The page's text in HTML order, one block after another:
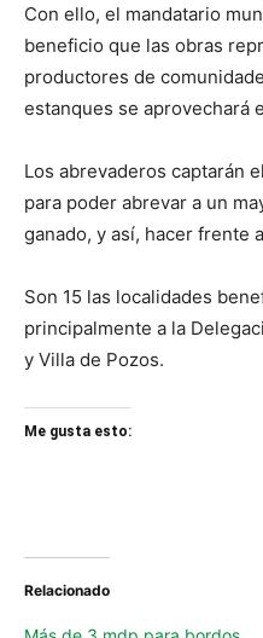
Con ello, el mandatario
beneficio que las obras
productores de
estanques se aprovechará
Los abrevaderos captarán
para poder abrevar a un
ganado, y así, hacer frente
Son 15 las localidades
principalmente a la
y Villa de Pozos.
Me gusta esto:
Relacionado